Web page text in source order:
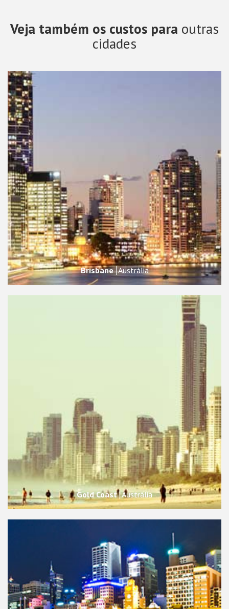
Veja também os custos para outras
cidades
Brisbane Austrália
Gold Coast Austrália